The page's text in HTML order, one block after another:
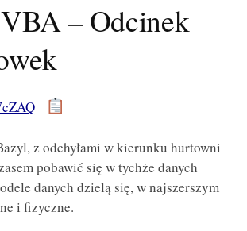
– Odcinek
z odchyłami w kierunku hurtowni
pobawić się w tychże danych
danych dzielą się, w najszerszym
i fizyczne.